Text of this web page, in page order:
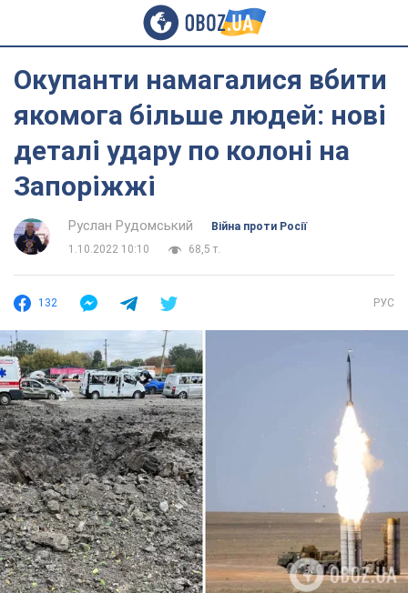
Окупанти намагалися вбити
якомога більше людей: нові
деталі удару по колоні на
Запоріжжі
Руслан Рудомський
Війна проти Росії
1.10.2022 10:10
68,5 т.
132 РУС